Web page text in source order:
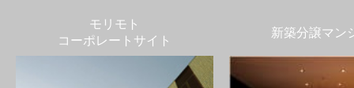
モリモト
コーポレートサイト
新築分譲マン